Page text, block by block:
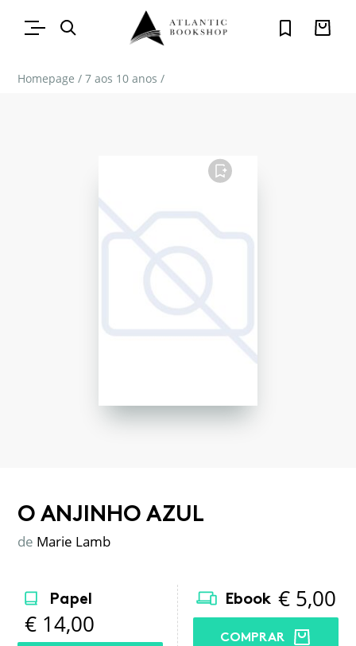
Homepage / 7 aos 10 anos /
FAVORITO
O ANJINHO AZUL
de Marie Lamb
Papel
€ 14,00
Ebook € 5,00
COMPRAR